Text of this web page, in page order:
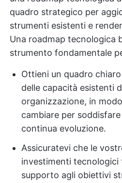
quadro strategico per
strumenti esistenti e
Una roadmap tecnologica
strumento fondamentale
Ottieni un quadro
delle capacità esistenti
organizzazione, in
cambiare per
continua evoluzione.
Assicuratevi che le
investimenti tecnologici
supporto agli obiettivi